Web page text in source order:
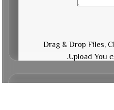
Drag & Drop
Upload